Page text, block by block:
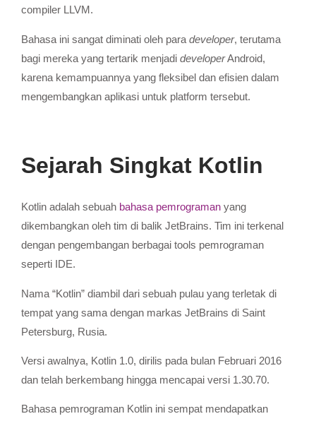
compiler LLVM.
Bahasa ini sangat diminati oleh para developer, terutama
bagi mereka yang tertarik menjadi developerAndroid,
karena kemampuannya yang fleksibel dan efisien dalam
mengembangkan aplikasi untuk platform tersebut.
Sejarah Singkat Kotlin
Kotlin adalah sebuah bahasa pemrograman yang
dikembangkan oleh tim di balik JetBrains. Tim ini terkenal
dengan pengembangan berbagai tools pemrograman
seperti IDE.
Nama “Kotlin” diambil dari sebuah pulau yang terletak di
tempat yang sama dengan markas JetBrains di Saint
Petersburg, Rusia.
Versi awalnya, Kotlin 1.0, dirilis pada bulan Februari 2016
dan telah berkembang hingga mencapai versi 1.30.70.
Bahasa pemrograman Kotlin ini sempat mendapatkan